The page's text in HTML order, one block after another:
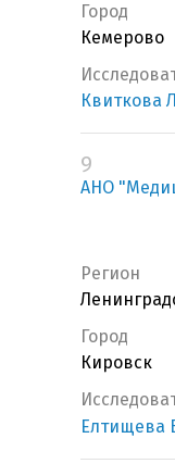
Город
Кемерово
Квиткова
9
АНО
Регион
Город
Кировск
Елтищева